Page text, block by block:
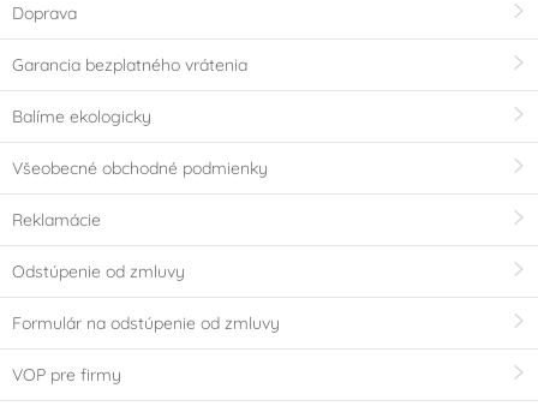
TH Holandsko
VÝPRODEJ - Poslední šance ke koupi
Doprava
Garancia bezplatného vrátenia
Balíme ekologicky
Všeobecné obchodné podmienky
Reklamácie
Odstúpenie od zmluvy
Formulár na odstúpenie od zmluvy
VOP pre firmy